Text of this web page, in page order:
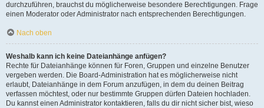
durchzuführen, brauchst du möglicherweise besondere Berechtigungen. Frage
einen Moderator oder Administrator nach entsprechenden Berechtigungen.
Nach oben
Weshalb kann ich keine Dateianhänge anfügen?
Rechte für Dateianhänge können für Foren, Gruppen und einzelne Benutzer
vergeben werden. Die Board-Administration hat es möglicherweise nicht
erlaubt, Dateianhänge in dem Forum anzufügen, in dem du deinen Beitrag
verfassen möchtest, oder nur bestimmte Gruppen dürfen Dateien hochladen.
Du kannst einen Administrator kontaktieren, falls du dir nicht sicher bist, wieso